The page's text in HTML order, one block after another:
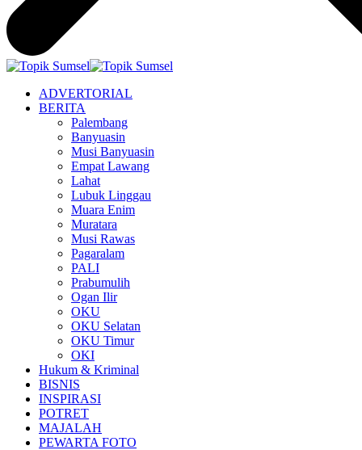
ADVERTORIAL
BERITA
Palembang
Banyuasin
Musi Banyuasin
Empat Lawang
Lahat
Lubuk Linggau
Muara Enim
Muratara
Musi Rawas
Pagaralam
PALI
Prabumulih
Ogan Ilir
OKU
OKU Selatan
OKU Timur
OKI
Hukum & Kriminal
BISNIS
INSPIRASI
POTRET
MAJALAH
PEWARTA FOTO